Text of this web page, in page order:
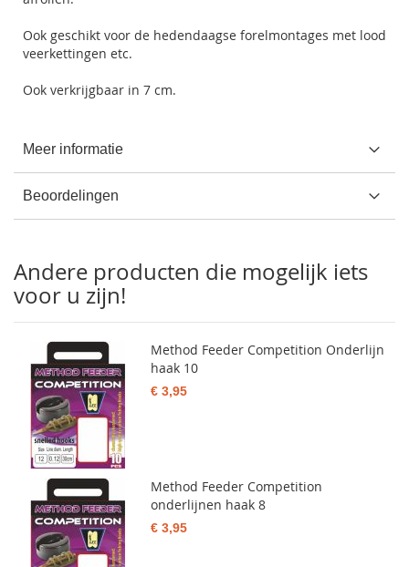
Ook geschikt voor de hedendaagse forelmontages met lood
veerkettingen etc.
Ook verkrijgbaar in 7 cm.
Meer informatie
Beoordelingen
Andere producten die mogelijk iets
voor u zijn!
Method Feeder Competition Onderlijn
haak 10
€ 3,95
Method Feeder Competition
onderlijnen haak 8
€ 3,95